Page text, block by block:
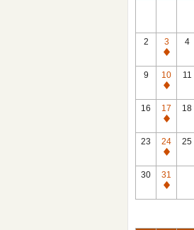
2
3
休
館
日
4
9
10
休
館
日
11
16
17
休
館
日
18
23
24
休
館
日
25
30
31
休